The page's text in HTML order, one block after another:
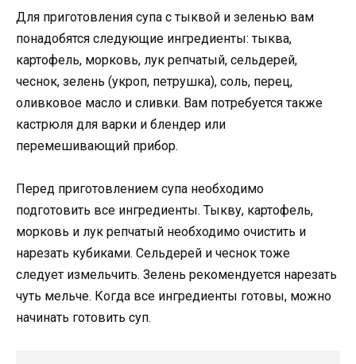
Для приготовления супа с тыквой и зеленью вам
понадобятся следующие ингредиенты: тыква,
картофель, морковь, лук репчатый, сельдерей,
чеснок, зелень (укроп, петрушка), соль, перец,
оливковое масло и сливки. Вам потребуется также
кастрюля для варки и блендер или
перемешивающий прибор.
Перед приготовлением супа необходимо
подготовить все ингредиенты. Тыкву, картофель,
морковь и лук репчатый необходимо очистить и
нарезать кубиками. Сельдерей и чеснок тоже
следует измельчить. Зелень рекомендуется нарезать
чуть мельче. Когда все ингредиенты готовы, можно
начинать готовить суп.